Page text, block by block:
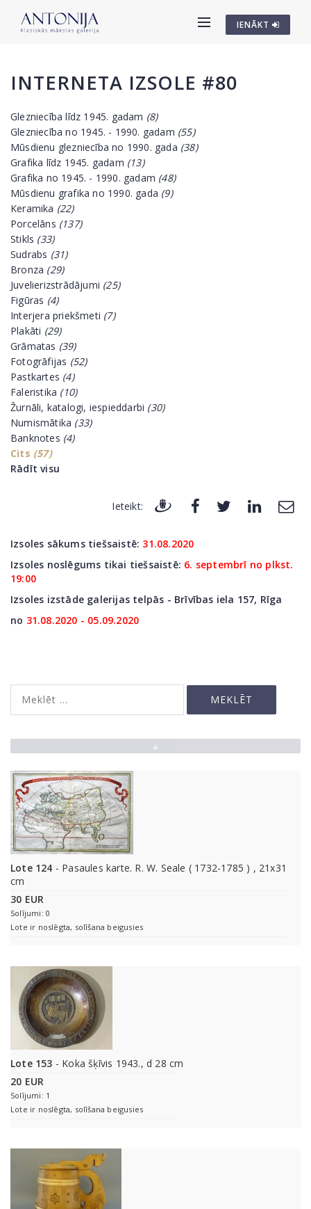
IENĀKT
INTERNETA IZSOLE #80
Glezniecība līdz 1945. gadam (8)
Glezniecība no 1945. - 1990. gadam (55)
Mūsdienu glezniecība no 1990. gada (38)
Grafika līdz 1945. gadam (13)
Grafika no 1945. - 1990. gadam (48)
Mūsdienu grafika no 1990. gada (9)
Keramika (22)
Porcelāns (137)
Stikls (33)
Sudrabs (31)
Bronza (29)
Juvelierizstrādājumi (25)
Figūras (4)
Interjera priekšmeti (7)
Plakāti (29)
Grāmatas (39)
Fotogrāfijas (52)
Pastkartes (4)
Faleristika (10)
Žurnāli, katalogi, iespieddarbi (30)
Numismātika (33)
Banknotes (4)
Cits (57)
Rādīt visu
Ieteikt:
Izsoles sākums tiešsaistē: 31.08.2020
Izsoles noslēgums tikai tiešsaistē: 6. septembrī no plkst.
19:00
Izsoles izstāde galerijas telpās - Brīvības iela 157, Rīga
no 31.08.2020 - 05.09.2020
Lote 124 - Pasaules karte. R. W. Seale ( 1732-1785 ) , 21x31
cm
30 EUR
Solījumi: 0
Lote ir noslēgta, solīšana beigusies
Lote 153 - Koka šķīvis 1943., d 28 cm
20 EUR
Solījumi: 1
Lote ir noslēgta, solīšana beigusies